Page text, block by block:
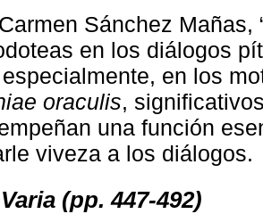
Sánchez
en los diálogos
en los
oraculis,
una función
viveza a los diálogos.
Varia (pp. 447-492)